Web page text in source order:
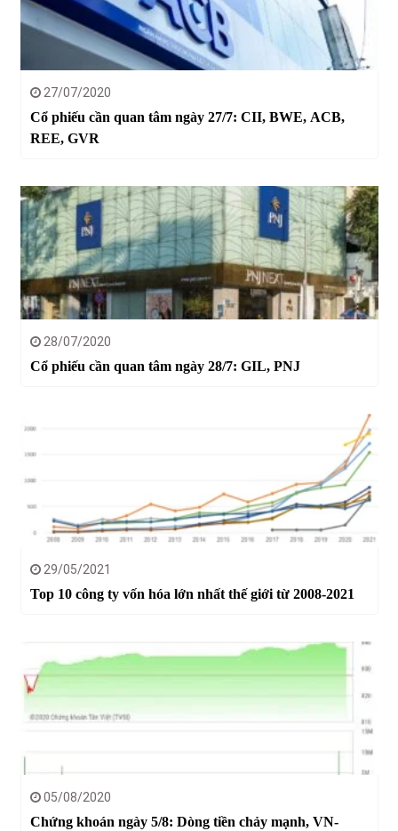
27/07/2020
Cổ phiếu cần quan tâm ngày 27/7: CII, BWE, ACB,
REE, GVR
28/07/2020
Cổ phiếu cần quan tâm ngày 28/7: GIL, PNJ
29/05/2021
Top 10 công ty vốn hóa lớn nhất thế giới từ 2008-2021
05/08/2020
Chứng khoán ngày 5/8: Dòng tiền chảy mạnh, VN-